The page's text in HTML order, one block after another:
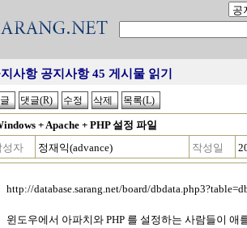
사항 공지사항 45 게시물 읽기
+ Apache + PHP 설정 파일
성자
정재익(advance) 작성일
http://database.sarang.net/board/
윈도우에서 아파치와 PHP 를 설정하는 사람들이